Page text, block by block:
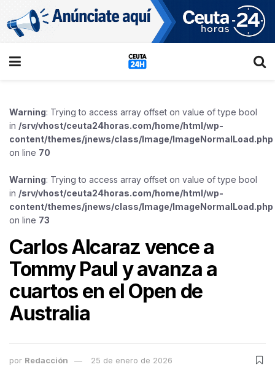
Warning: Trying to access array offset on value of type bool
in /srv/vhost/ceuta24horas.com/home/html/wp-
content/themes/jnews/class/Image/ImageNormalLoad.php
on line 70
Warning: Trying to access array offset on value of type bool
in /srv/vhost/ceuta24horas.com/home/html/wp-
content/themes/jnews/class/Image/ImageNormalLoad.php
on line 73
Carlos Alcaraz vence a
Tommy Paul y avanza a
cuartos en el Open de
Australia
por Redacción 25 de enero de 2026